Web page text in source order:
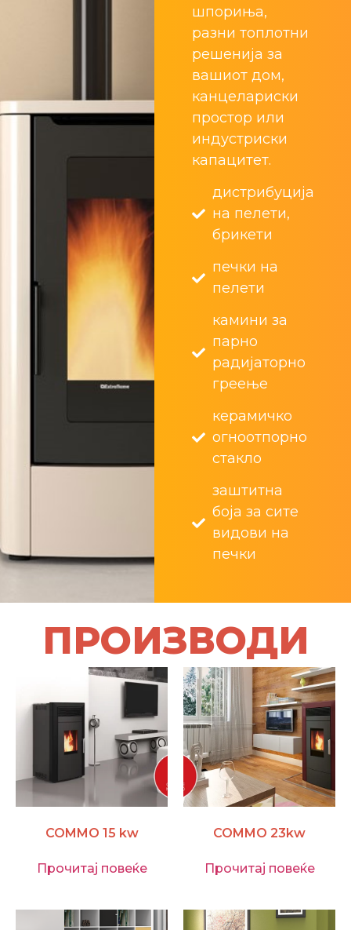
шпориња,
разни топлотни
решенија за
вашиот дом,
канцелариски
простор или
индустриски
капацитет.
дистрибуција
на пелети,
брикети
печки на
пелети
камини за
парно
радијаторно
греење
керамичко
огноотпорно
стакло
заштитна
боја за сите
видови на
печки
ПРОИЗВОДИ
COMMO 15 kw
Прочитај повеќе
COMMO 23kw
Прочитај повеќе